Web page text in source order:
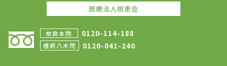
医療法人樹恵会
奈良本院 0120-114-188
橿原八木院 0120-041-240